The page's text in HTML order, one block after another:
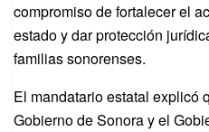
compromiso de fortalecer el
estado y dar protección
familias sonorenses.
El mandatario estatal explicó
Gobierno de Sonora y el